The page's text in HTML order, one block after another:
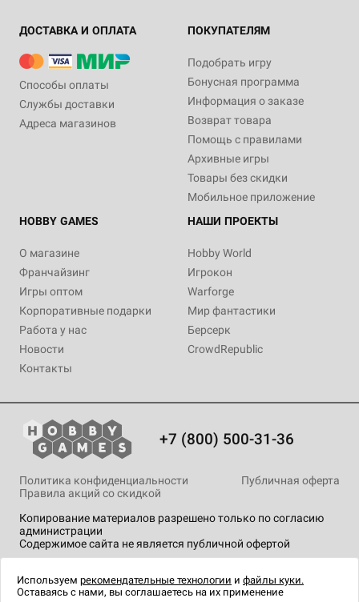
ДОСТАВКА И ОПЛАТА
Способы оплаты
Службы доставки
Адреса магазинов
ПОКУПАТЕЛЯМ
Подобрать игру
Бонусная программа
Информация о заказе
Возврат товара
Помощь с правилами
Архивные игры
Товары без скидки
Мобильное приложение
HOBBY GAMES
О магазине
Франчайзинг
Игры оптом
Корпоративные подарки
Работа у нас
Новости
Контакты
НАШИ ПРОЕКТЫ
Hobby World
Игрокон
Warforge
Мир фантастики
Берсерк
CrowdRepublic
+7 (800) 500-31-36
Копирование материалов разрешено только по согласию
администрации
Содержимое сайта не является публичной офертой
Политика конфиденциальности
Публичная оферта
Правила акций со скидкой
технологии .
Используем рекомендательные технологии и файлы куки.
Оставаясь с нами, вы соглашаетесь на их применение